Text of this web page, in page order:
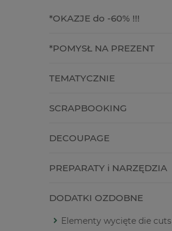
*OKAZJE do -60% !!!
*POMYSŁ NA PREZENT
TEMATYCZNIE
SCRAPBOOKING
DECOUPAGE
PREPARATY i NARZĘDZIA
DODATKI OZDOBNE
Elementy wycięte die cuts